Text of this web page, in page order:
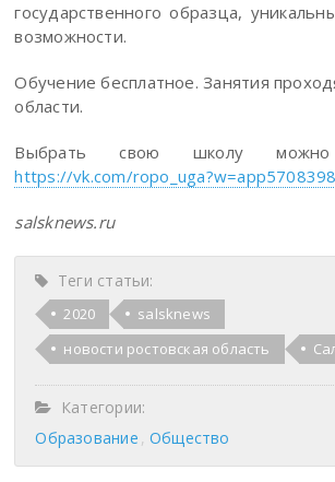
государственного образца,
возможности.
Обучение бесплатное. Занятия
области.
Выбрать свою школу
https://vk.com/
salsknews.ru
Теги статьи:
2020
salsknews
новости ростовская область
Категории:
Образование Общество